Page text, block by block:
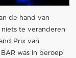
de hand van
te veranderen
Prix van
was in beroep